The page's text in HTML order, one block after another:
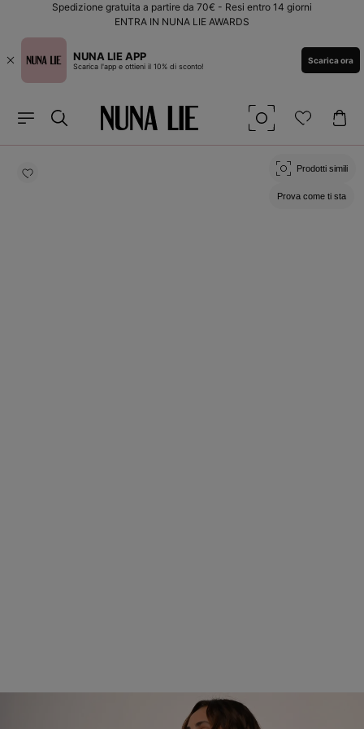
direttamente
Spedizione gratuita a partire da 70€ - Resi entro 14 giorni
ENTRA IN NUNA LIE AWARDS
NUNA LIE APP
Scarica l'app e ottieni il 10% di sconto!
Scarica ora
Passa alle
sul prodotto
Prodotti simili
Prova come ti sta